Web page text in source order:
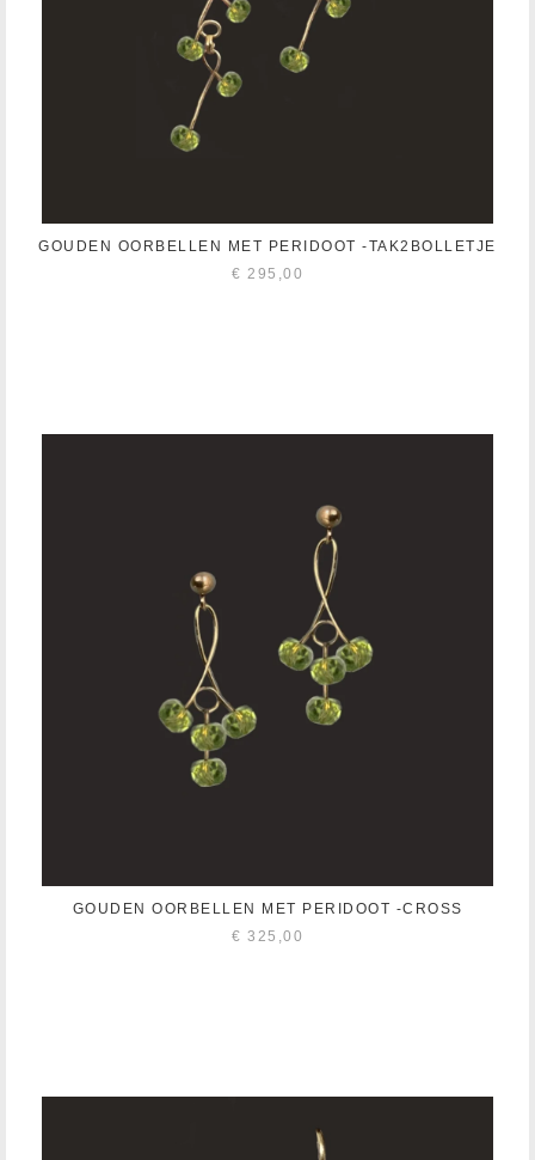
GOUDEN OORBELLEN MET PERIDOOT -TAK2BOLLETJE
€ 295,00
GOUDEN OORBELLEN MET PERIDOOT -CROSS
€ 325,00